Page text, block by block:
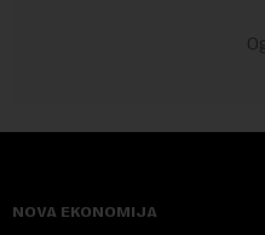
NOVA EKONOMIJA